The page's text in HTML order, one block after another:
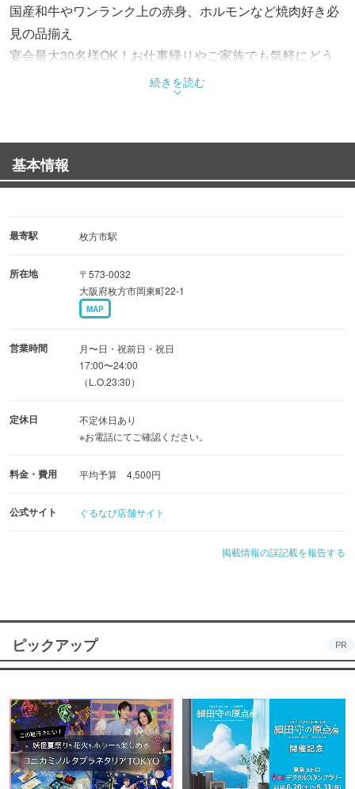
国産和牛やワンランク上の赤身、ホルモンなど焼肉好き必
見の品揃え
宴会最大30名様OK！お仕事帰りやご家族でも気軽にどう
黒毛和牛サーロインをサッと炙り、濃厚な玉子に絡めて食
す！
さらに、仙台流「麦とろごはん」にのせて食べればまさに
噛むほどに旨みあふれる「厚切り上塩タン」をはじめ
ハツや生センマイなど鮮度抜群のホルモンも充実
〆には自家製の大阪名物「かすうどん」をどうぞ
◆焼肉宴会も
選べる宴会コース3種！コスパ抜群3,500円〜
＋1,500円で飲み放題もお付けできます
カジュアルに使えるソファースペース＆掘りごたつ個室完
20〜30名様で2階貸切OK！皆様だけのひと時を
続きを読む
基本情報
最寄駅 枚方市駅
所在地
〒573-0032
大阪府枚方市岡東町22-1
MAP
営業時間
月〜日・祝前日・祝日
17:00〜24:00
（L.O.23:30）
定休日
不定休日あり
※お電話にてご確認ください。
料金・費用 平均予算 4,500円
公式サイト ぐるなび店舗サイト
掲載情報の誤記載を報告する
ピックアップ PR